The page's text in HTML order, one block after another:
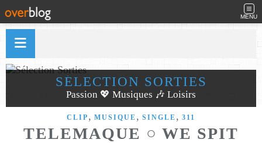
MENU
SÉLECTION SORTIES
Passion 💖 Musiques 🎶 Loisirs
CLIP , MUSIQUE , SINGLE , 311
TELEMAQUE ○ WE SPIT